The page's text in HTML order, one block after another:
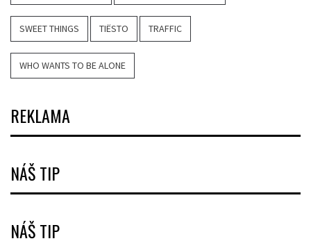
SWEET THINGS TIËSTO TRAFFIC
WHO WANTS TO BE ALONE
REKLAMA
NÁŠ TIP
NÁŠ TIP